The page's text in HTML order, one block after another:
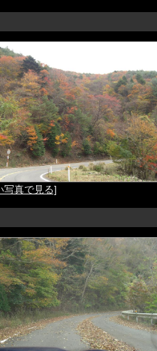
写真で見る]